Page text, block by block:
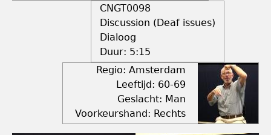
CNGT0098
Discussion (Deaf issues)
Dialoog
Duur: 5:15
Regio: Amsterdam
Leeftijd: 60-69
Geslacht: Man
Voorkeurshand: Rechts